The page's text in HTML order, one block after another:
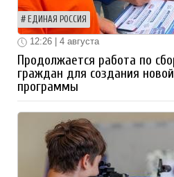
ЕДИНАЯ РОССИЯ
12:26 | 4 августа
Продолжается работа по
граждан для создания
программы